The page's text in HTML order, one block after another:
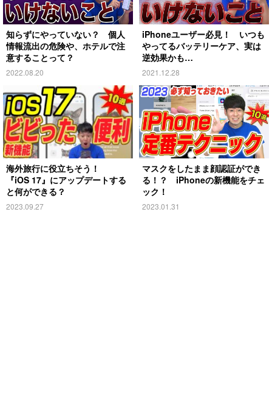
知らずにやっていない？ 個人
情報流出の危険や、ホテルで注
意することって？
2022.08.20
iPhoneユーザー必見！ いつも
やってるバッテリーケア、実は
逆効果かも…
2021.12.28
海外旅行に役立ちそう！
『iOS 17』にアップデートする
と何ができる？
2023.09.27
マスクをしたまま顔認証ができ
る！？ iPhoneの新機能をチェ
ック！
2023.01.31